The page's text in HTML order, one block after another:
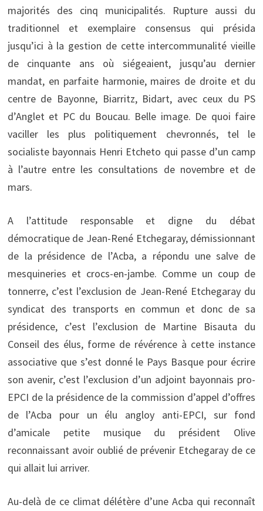
majorités des cinq municipalités. Rupture aussi du
traditionnel et exemplaire consensus qui présida
jusqu’ici à la gestion de cette intercommunalité vieille
de cinquante ans où siégeaient, jusqu’au dernier
mandat, en parfaite harmonie, maires de droite et du
centre de Bayonne, Biarritz, Bidart, avec ceux du PS
d’Anglet et PC du Boucau. Belle image. De quoi faire
vaciller les plus politiquement chevronnés, tel le
socialiste bayonnais Henri Etcheto qui passe d’un camp
à l’autre entre les consultations de novembre et de
mars.
A l’attitude responsable et digne du débat
démocratique de Jean-René Etchegaray, démissionnant
de la présidence de l’Acba, a répondu une salve de
mesquineries et crocs-en-jambe. Comme un coup de
tonnerre, c’est l’exclusion de Jean-René Etchegaray du
syndicat des transports en commun et donc de sa
présidence, c’est l’exclusion de Martine Bisauta du
Conseil des élus, forme de révérence à cette instance
associative que s’est donné le Pays Basque pour écrire
son avenir, c’est l’exclusion d’un adjoint bayonnais pro-
EPCI de la présidence de la commission d’appel d’offres
de l’Acba pour un élu angloy anti-EPCI, sur fond
d’amicale petite musique du président Olive
reconnaissant avoir oublié de prévenir Etchegaray de ce
qui allait lui arriver.
Au-delà de ce climat délétère d’une Acba qui reconnaît